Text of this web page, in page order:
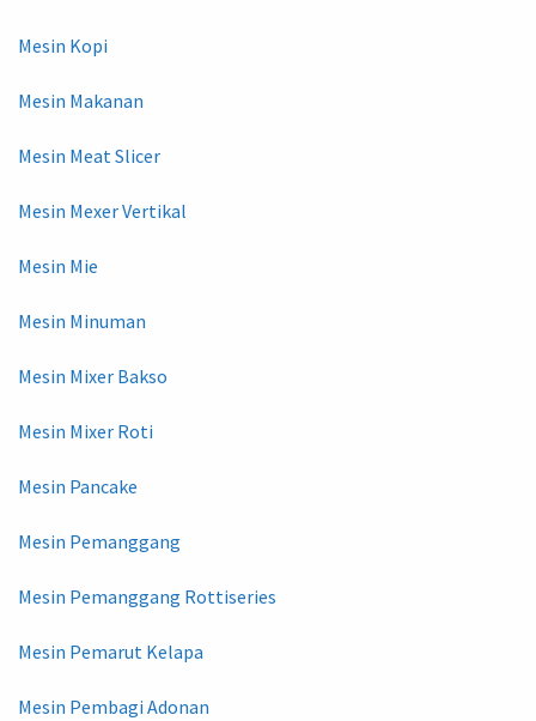
Mesin Kopi
Mesin Makanan
Mesin Meat Slicer
Mesin Mexer Vertikal
Mesin Mie
Mesin Minuman
Mesin Mixer Bakso
Mesin Mixer Roti
Mesin Pancake
Mesin Pemanggang
Mesin Pemanggang Rottiseries
Mesin Pemarut Kelapa
Mesin Pembagi Adonan